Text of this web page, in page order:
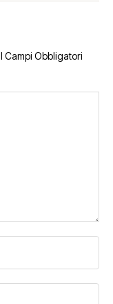
I Campi Obbligatori